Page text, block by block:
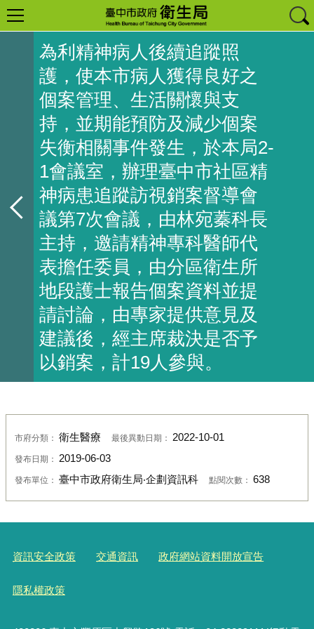
為利精神病人後續追蹤照
護，使本市病人獲得良好之
個案管理、生活關懷與支
持，並期能預防及減少個案
失衡相關事件發生，於本局2-
1會議室，辦理臺中市社區精
神病患追蹤訪視銷案督導會
議第7次會議，由林宛蓁科長
主持，邀請精神專科醫師代
表擔任委員，由分區衛生所
地段護士報告個案資料並提
請討論，由專家提供意見及
建議後，經主席裁決是否予
以銷案，計19人參與。
市府分類： 衛生醫療 最後異動日期： 2022-10-01
發布日期： 2019-06-03
發布單位： 臺中市政府衛生局‧企劃資訊科 點閱次數： 638
資訊安全政策 交通資訊 政府網站資料開放宣告
隱私權政策